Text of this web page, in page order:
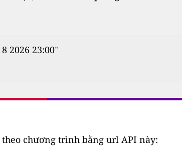
2026 23:00”
chương trình bằng url API này: